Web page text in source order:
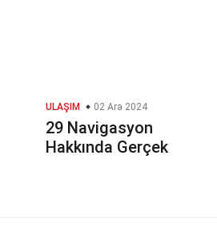
ULAŞIM 02 Ara 2024
29 Navigasyon
Hakkında Gerçek